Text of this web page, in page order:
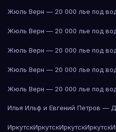
Жюль Верн — 20 000 лье под
Жюль Верн — 20 000 лье под
Жюль Верн — 20 000 лье под
Жюль Верн — 20 000 лье под
Жюль Верн — 20 000 лье под
Илья Ильф и Евгений Петров —
ИркутскИркутскИркутскИркутск